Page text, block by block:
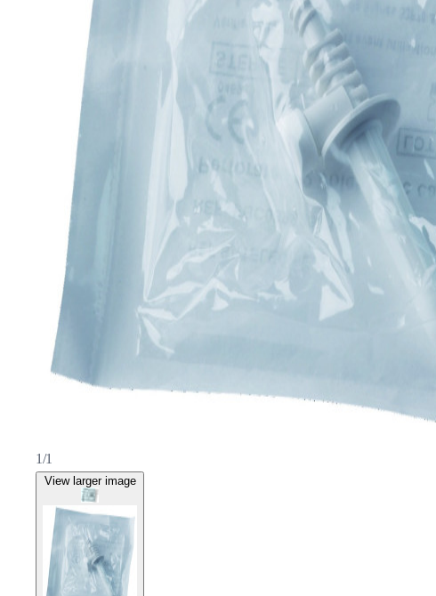
1/1
View larger image